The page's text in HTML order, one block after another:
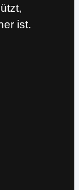
ist.